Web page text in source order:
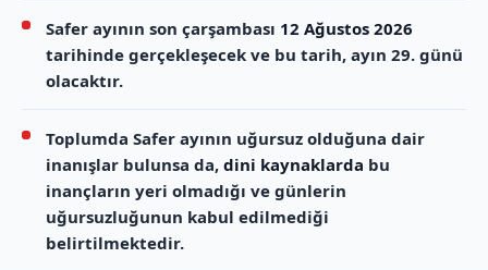
Safer ayının son çarşambası 12 Ağustos 2026
tarihinde gerçekleşecek ve bu tarih, ayın 29. günü
olacaktır.
Toplumda Safer ayının uğursuz olduğuna dair
inanışlar bulunsa da, dini kaynaklarda bu
inançların yeri olmadığı ve günlerin
uğursuzluğunun kabul edilmediği
belirtilmektedir.